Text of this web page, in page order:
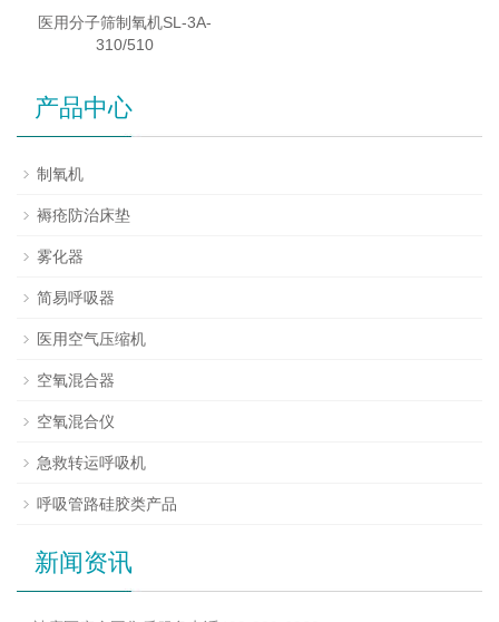
医用分子筛制氧机SL-3A-
310/510
产品中心
制氧机
褥疮防治床垫
雾化器
简易呼吸器
医用空气压缩机
空氧混合器
空氧混合仪
急救转运呼吸机
呼吸管路硅胶类产品
新闻资讯